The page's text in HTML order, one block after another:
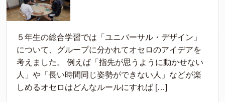
５年生の総合学習では「ユニバーサル・デザイン」
について、グループに分かれてオセロのアイデアを
考えました。 例えば「指先が思うように動かせない
人」や「長い時間同じ姿勢ができない人」などが楽
しめるオセロはどんなルールにすれば […]